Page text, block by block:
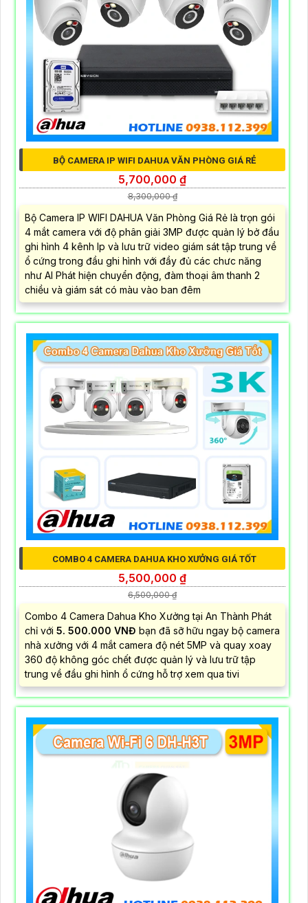
BỘ CAMERA IP WIFI DAHUA VĂN PHÒNG GIÁ RẺ
5,700,000 ₫
8,300,000 ₫
Bộ Camera IP WIFI DAHUA Văn Phòng Giá Rẻ là trọn gói
4 mắt camera với độ phân giải 3MP được quản lý bở đầu
ghi hình 4 kênh Ip và lưu trữ video giám sát tập trung về
ổ cứng trong đầu ghi hình với đầy đủ các chưc năng
như AI Phát hiện chuyển động, đàm thoại âm thanh 2
chiều và giám sát có màu vào ban đêm
COMBO 4 CAMERA DAHUA KHO XƯỞNG GIÁ TỐT
5,500,000 ₫
6,500,000 ₫
Combo 4 Camera Dahua Kho Xưởng tại An Thành Phát
chỉ với 5. 500.000 VNĐ bạn đã sỡ hữu ngay bộ camera
nhà xưởng với 4 mắt camera độ nét 5MP và quay xoay
360 độ không góc chết được quản lý và lưu trữ tập
trung về đầu ghi hình ổ cứng hỗ trợ xem qua tivi